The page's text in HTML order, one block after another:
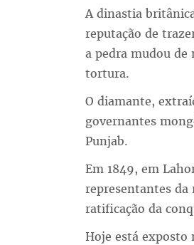
A dinastia
reputação de
a pedra mudou de
tortura.
O diamante,
governantes
Punjab.
Em 1849, em
representantes da
ratificação da
Hoje está exposto